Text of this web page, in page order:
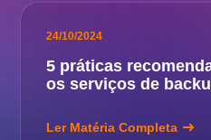
24/10/2024
5 práticas
os serviços de
Ler Matéria Completa